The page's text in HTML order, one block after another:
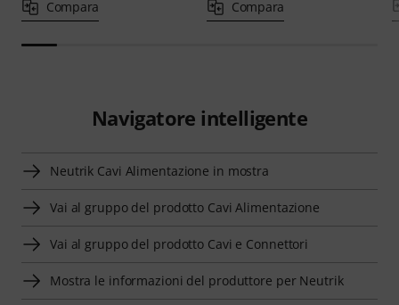
Compara Compara
Navigatore intelligente
Neutrik Cavi Alimentazione in mostra
Vai al gruppo del prodotto Cavi Alimentazione
Vai al gruppo del prodotto Cavi e Connettori
Mostra le informazioni del produttore per Neutrik